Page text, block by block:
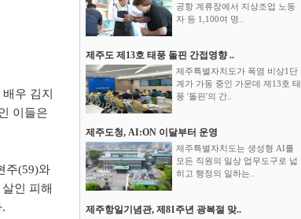
우 김지
이들은
주(59)와
인 피해
공항 계류장에서 지상조업 노동
자 등 1,100여 명..
제주도 제13호 태풍 돌핀 간접영향 ..
제주특별자치도가 폭염 비상1단
계가 가동 중인 가운데 제13호 태
풍 '돌핀'의 간..
제주도청, AI:ON 이달부터 운영
제주특별자치도는 생성형 AI를
모든 직원의 일상 업무도구로 넓
히고 행정의 일하는..
제주항일기념관, 제81주년 광복절 맞..